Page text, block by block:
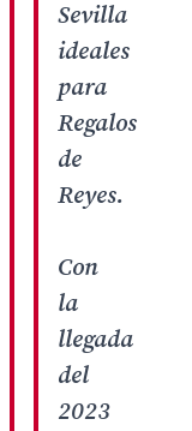
Sevilla
ideales
para
Regalos
de
Reyes.
Con
la
llegada
del
2023